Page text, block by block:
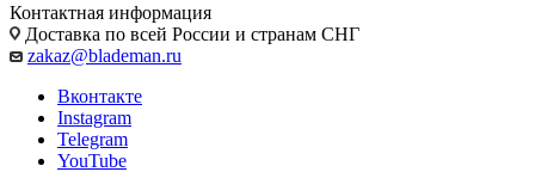
Контактная информация
Доставка по всей России и странам СНГ
zakaz@blademan.ru
Вконтакте
Instagram
Telegram
YouTube